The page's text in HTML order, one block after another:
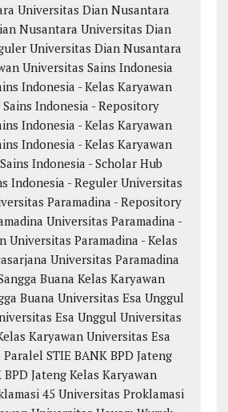
Universitas Dian Nusantara
Nusantara Universitas Dian
Universitas Dian Nusantara
Universitas Sains Indonesia
Indonesia - Kelas Karyawan
Indonesia - Repository
Indonesia - Kelas Karyawan
Indonesia - Kelas Karyawan
Indonesia - Scholar Hub
Indonesia - Reguler Universitas
Paramadina - Repository
Universitas Paramadina -
Universitas Paramadina - Kelas
Universitas Paramadina
Buana Kelas Karyawan
Buana Universitas Esa Unggul
Esa Unggul Universitas
Karyawan Universitas Esa
Paralel STIE BANK BPD Jateng
BPD Jateng Kelas Karyawan
45 Universitas Proklamasi